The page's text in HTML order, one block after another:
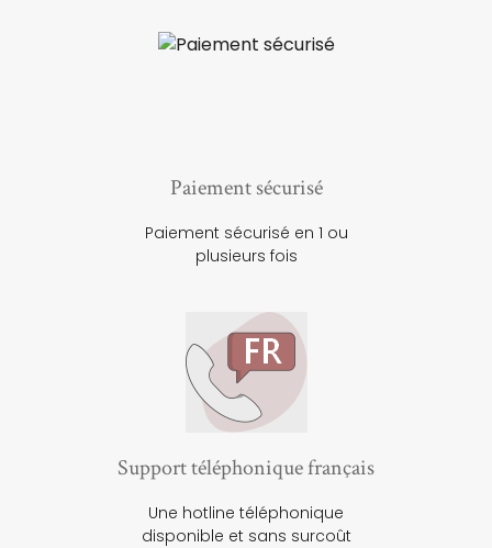
Paiement sécurisé
Paiement sécurisé en 1 ou
plusieurs fois
Support téléphonique français
Une hotline téléphonique
disponible et sans surcoût